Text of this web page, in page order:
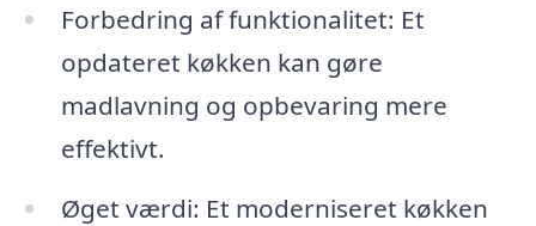
Forbedring af funktionalitet: Et
opdateret køkken kan gøre
madlavning og opbevaring mere
effektivt.
Øget værdi: Et moderniseret køkken